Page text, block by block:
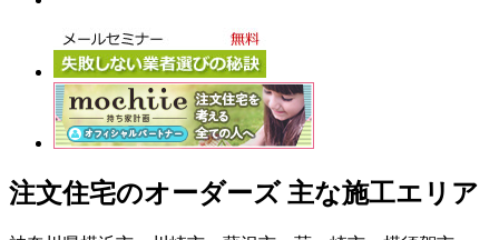
注文住宅のオーダーズ 主な施工エリア